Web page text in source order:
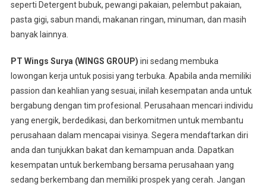
seperti Detergent bubuk, pewangi pakaian, pelembut pakaian,
pasta gigi, sabun mandi, makanan ringan, minuman, dan masih
banyak lainnya.
PT Wings Surya (WINGS GROUP) ini sedang membuka
lowongan kerja untuk posisi yang terbuka. Apabila anda memiliki
passion dan keahlian yang sesuai, inilah kesempatan anda untuk
bergabung dengan tim profesional. Perusahaan mencari individu
yang energik, berdedikasi, dan berkomitmen untuk membantu
perusahaan dalam mencapai visinya. Segera mendaftarkan diri
anda dan tunjukkan bakat dan kemampuan anda. Dapatkan
kesempatan untuk berkembang bersama perusahaan yang
sedang berkembang dan memiliki prospek yang cerah. Jangan